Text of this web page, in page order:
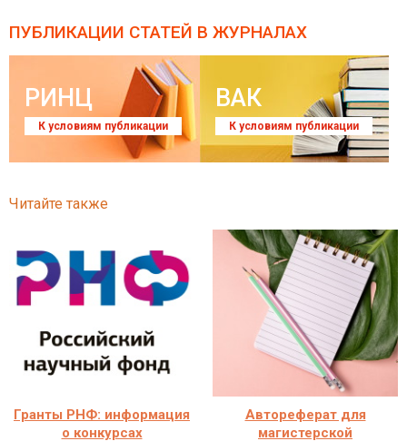
ПУБЛИКАЦИИ СТАТЕЙ В ЖУРНАЛАХ
РИНЦ
К условиям публикации
ВАК
К условиям публикации
Читайте также
Гранты РНФ: информация
о конкурсах
Автореферат для
магистерской